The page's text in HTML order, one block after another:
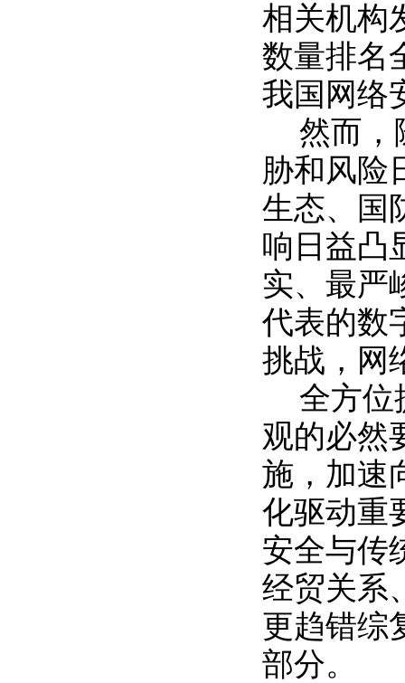
相关机构
数量排名
我国网络
然而，
胁和风险
生态、国
响日益凸
实、最严
代表的数
挑战，网
全方位
观的必然
施，加速
化驱动重
安全与传
经贸关系
更趋错综
部分。